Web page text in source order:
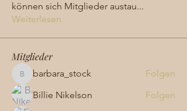
können sich Mitglieder austau...
Weiterlesen
Mitglieder
barbara_stock
barbara_stock
Folgen
Billie Nikelson
Folgen